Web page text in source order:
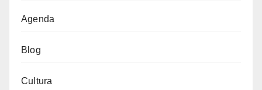
Agenda
Blog
Cultura